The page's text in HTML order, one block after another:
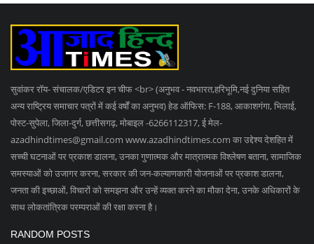
सुवांकर रॉय- संचालक/एडिटर इन चीफ <br> (अनुभव - नवभारत,हरिभूमि,नई दुनिया सहित
अन्य राष्ट्रिय समाचार पत्रों में कई वर्षों का अनुभव) हेड ऑफिस: F-188, आकाशगंगा, भिलाई,
पोस्ट-सुपेला, जिला-दुर्ग, छत्तीसगढ़, मोबाइल -6266112317, ई मेल-
azadhindtimes@gmail.com www.azadhindtimes.com का उद्देश्य देशहित में
सच्ची घटनाओं पर प्रकाश डालना, उनका गुणात्मक और मात्रात्मक विश्लेषण बताना, सामाजिक
समस्याओं को उजागर करना, सरकार की जन-कल्याणकारी योजनाओं पर प्रकाश डालना,
जनता की इच्छाओं, विचारों को समझना और उन्हें व्यक्त करने का मौका देना, उनके अधिकारों के
साथ लोकतांत्रिक परम्पराओं की रक्षा करना है।
RANDOM POSTS